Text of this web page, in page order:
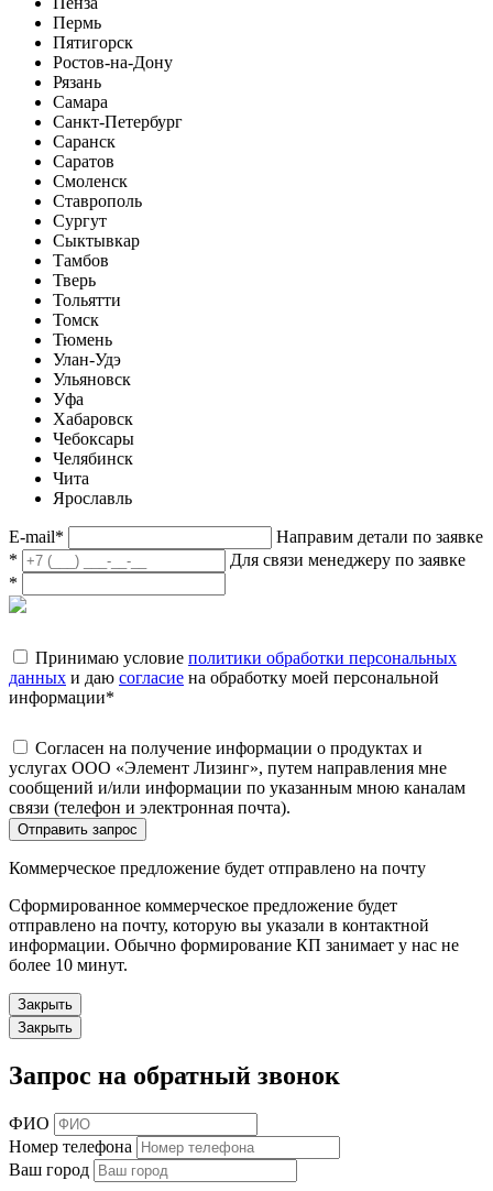
Пермь
Пятигорск
Ростов-на-Дону
Рязань
Самара
Санкт-Петербург
Саранск
Саратов
Смоленск
Ставрополь
Сургут
Сыктывкар
Тамбов
Тверь
Тольятти
Томск
Тюмень
Улан-Удэ
Ульяновск
Уфа
Хабаровск
Чебоксары
Челябинск
Чита
Ярославль
E-mail*
Направим детали по заявке
*
Для связи менеджеру по заявке
*
Принимаю условие политики обработки персональных
данных и даю согласие на обработку моей персональной
информации*
Согласен на получение информации о продуктах и
услугах ООО «Элемент Лизинг», путем направления мне
сообщений и/или информации по указанным мною каналам
связи (телефон и электронная почта).
Отправить запрос
Коммерческое предложение будет отправлено на почту
Сформированное коммерческое предложение будет
отправлено на почту, которую вы указали в контактной
информации. Обычно формирование КП занимает у нас не
более 10 минут.
Закрыть
Закрыть
Запрос на обратный звонок
ФИО
Номер телефона
Ваш город